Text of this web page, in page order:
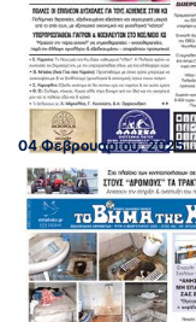
04 Φεβρουαρίου, 2025